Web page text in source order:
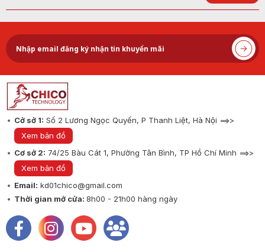
Cở sở 1: Số 2 Lương Ngọc Quyến, P Thanh Liệt, Hà Nội ==>>
Xem bản đồ
Cơ sở 2: 74/25 Bàu Cát 1, Phường Tân Bình, TP Hồ Chí Minh ==>>
Xem bản đồ
Email: kd01chico@gmail.com
Thời gian mở cửa: 8h00 - 21h00 hàng ngày